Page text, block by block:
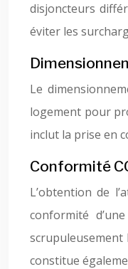
disjoncteurs
éviter les
Le
logement pour
inclut la prise en
Conformité
L’obtention de
conformité
scrupuleusement
constitue